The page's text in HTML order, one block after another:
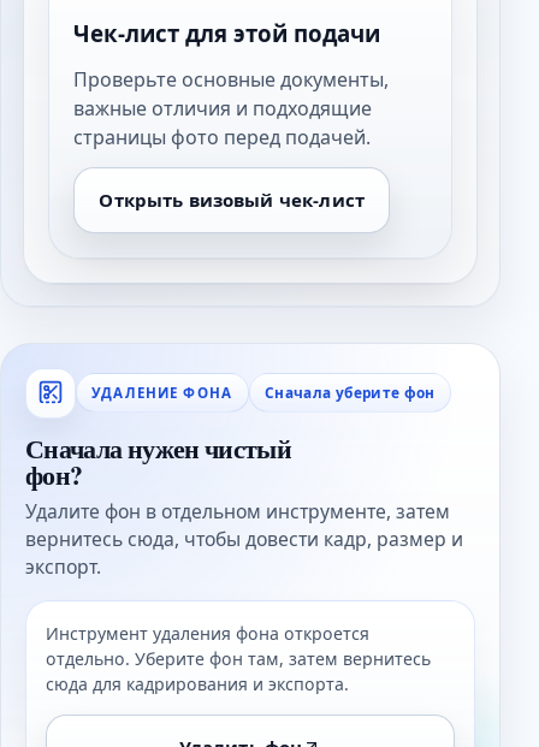
Чек-лист для этой подачи
Проверьте основные документы,
важные отличия и подходящие
страницы фото перед подачей.
Открыть визовый чек-лист
УДАЛЕНИЕ ФОНА Сначала уберите фон
Сначала нужен чистый
фон?
Удалите фон в отдельном инструменте, затем
вернитесь сюда, чтобы довести кадр, размер и
экспорт.
Инструмент удаления фона откроется
отдельно. Уберите фон там, затем вернитесь
сюда для кадрирования и экспорта.